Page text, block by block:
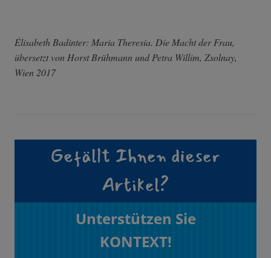
Élisabeth Badinter: Maria Theresia. Die Macht der Frau,
übersetzt von Horst Brühmann und Petra Willim, Zsolnay,
Wien 2017
Gefällt Ihnen dieser
Artikel?
Unterstützen Sie
KONTEXT!